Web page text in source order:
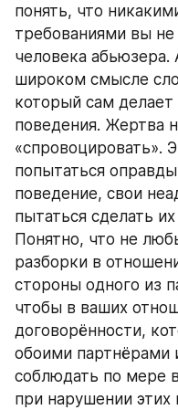
понять, что
требованиями вы
человека
широком смысле
который сам делает
поведения. Жертва
«спровоцировать».
попытаться
поведение, свои
пытаться сделать
Понятно, что не
разборки в
стороны одного из
чтобы в ваших
договорённости,
обоими партнёрами
соблюдать по мере
при нарушении этих